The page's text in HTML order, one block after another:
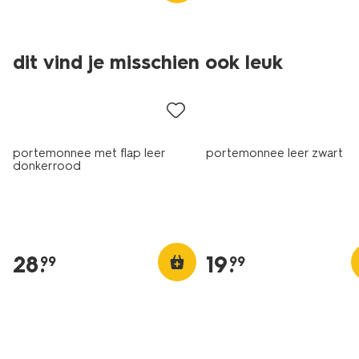
dit vind je misschien ook leuk
portemonnee met flap leer
donkerrood
28.
99
portemonnee leer zwart
19.
99